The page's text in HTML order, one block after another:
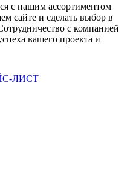
с нашим ассортиментом
сайте и сделать выбор в
с компанией
вашего проекта и
ЛИСТ